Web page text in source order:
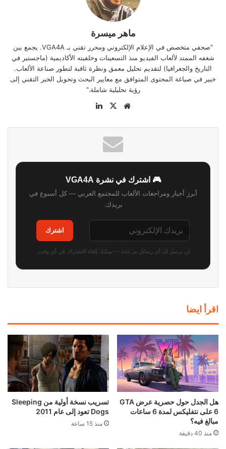
ماهر ميسرة
"صحفي متخصص في الإعلام الإلكتروني ومحرر تقني بـ VGA4A. يجمع بين
شغفه الممتد لألعاب الفيديو منذ التسعينات وخلفيته الأكاديمية (ماجستير في
التاريخ والجغرافيا) لتقديم تحليل معمق ونظرة ثاقبة لتطور صناعة الألعاب.
خبير في صياغة المحتوى المتوافق مع معايير البحث وتحويل الخبر التقني إلى
رؤية تحليلية شاملة."
موقع
‫X
🎮 اشترك في نشرة VGA4A
أبرز أخبار ومراجعات الألعاب للمجتمع العربي — كل أسبوع في
بريدك.
اشترك
لن نرسل لك أي رسائل مزعجة — يمكنك إلغاء الاشتراك في أي وقت.
اقرأ ايضا
هل الجدل حول حصرية عرض GTA
6 على نتفليكس لمدة 6 ساعات
مبالغ فيه؟
منذ 40 دقيقة
تسريب نسخة أولية من Sleeping
Dogs تعود إلى عام 2011
منذ 15 ساعة